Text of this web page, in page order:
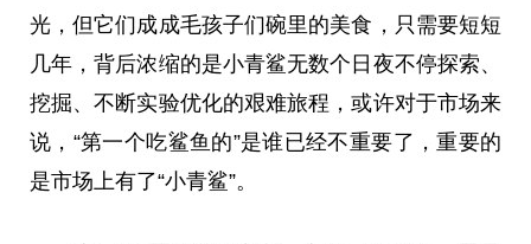
光，但它们成成毛孩子们碗里的美食，只需要短短
几年，背后浓缩的是小青鲨无数个日夜不停探索、
挖掘、不断实验优化的艰难旅程，或许对于市场来
说，“第一个吃鲨鱼的”是谁已经不重要了，重要的
是市场上有了“小青鲨”。